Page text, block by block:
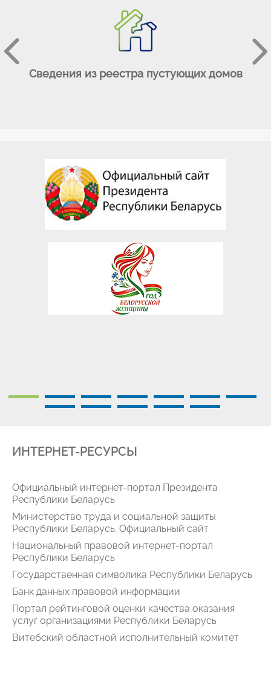
Сведения из реестра пустующих домов
ИНТЕРНЕТ-РЕСУРСЫ
Официальный интернет-портал Президента
Республики Беларусь
Министерство труда и социальной защиты
Республики Беларусь. Официальный сайт
Национальный правовой интернет-портал
Республики Беларусь
Государственная символика Республики Беларусь
Банк данных правовой информации
Портал рейтинговой оценки качества оказания
услуг организациями Республики Беларусь
Витебский областной исполнительный комитет